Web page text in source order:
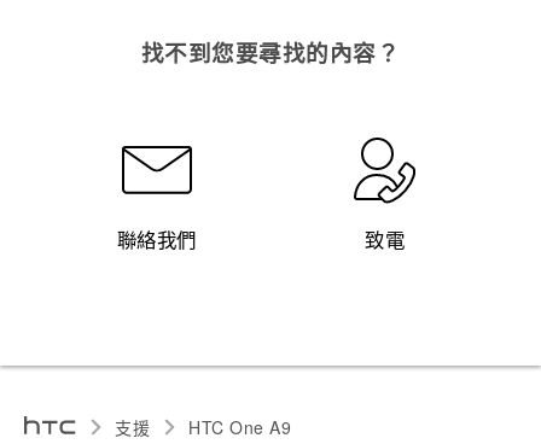
找不到您要尋找的內容？
聯絡我們 致電
支援 HTC One A9‎